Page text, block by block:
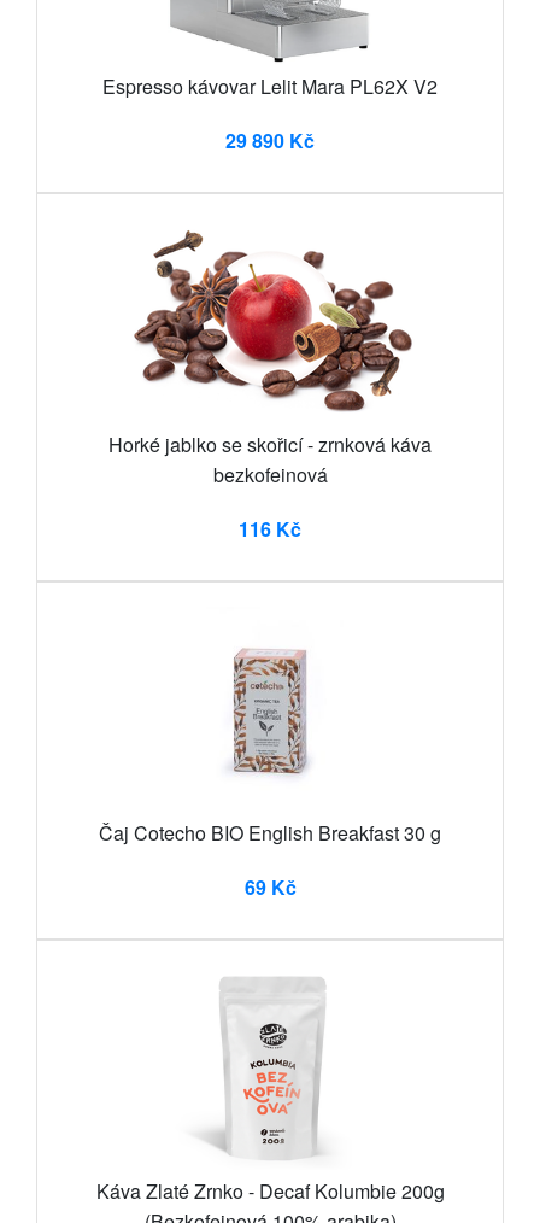
Espresso kávovar Lelit Mara PL62X V2
29 890 Kč
Horké jablko se skořicí - zrnková káva
bezkofeinová
116 Kč
Čaj Cotecho BIO English Breakfast 30 g
69 Kč
Káva Zlaté Zrnko - Decaf Kolumbie 200g